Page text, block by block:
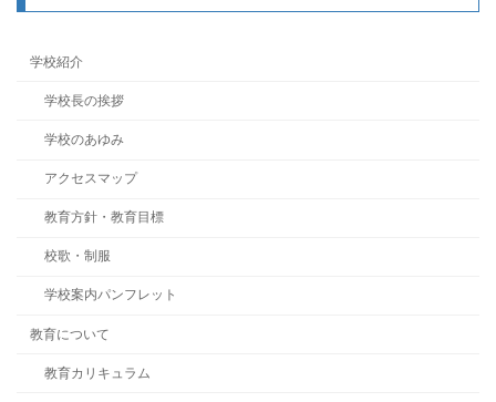
学校紹介
学校長の挨拶
学校のあゆみ
アクセスマップ
教育方針・教育目標
校歌・制服
学校案内パンフレット
教育について
教育カリキュラム